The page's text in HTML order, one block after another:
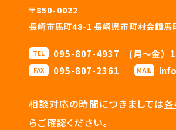
〒850-0022
長崎市馬町48-1 長崎県市町村会館馬
TEL 095-807-4937 (月〜金）
FAX 095-807-2361 MAIL
相談対応の時間につきましては
らご確認ください。